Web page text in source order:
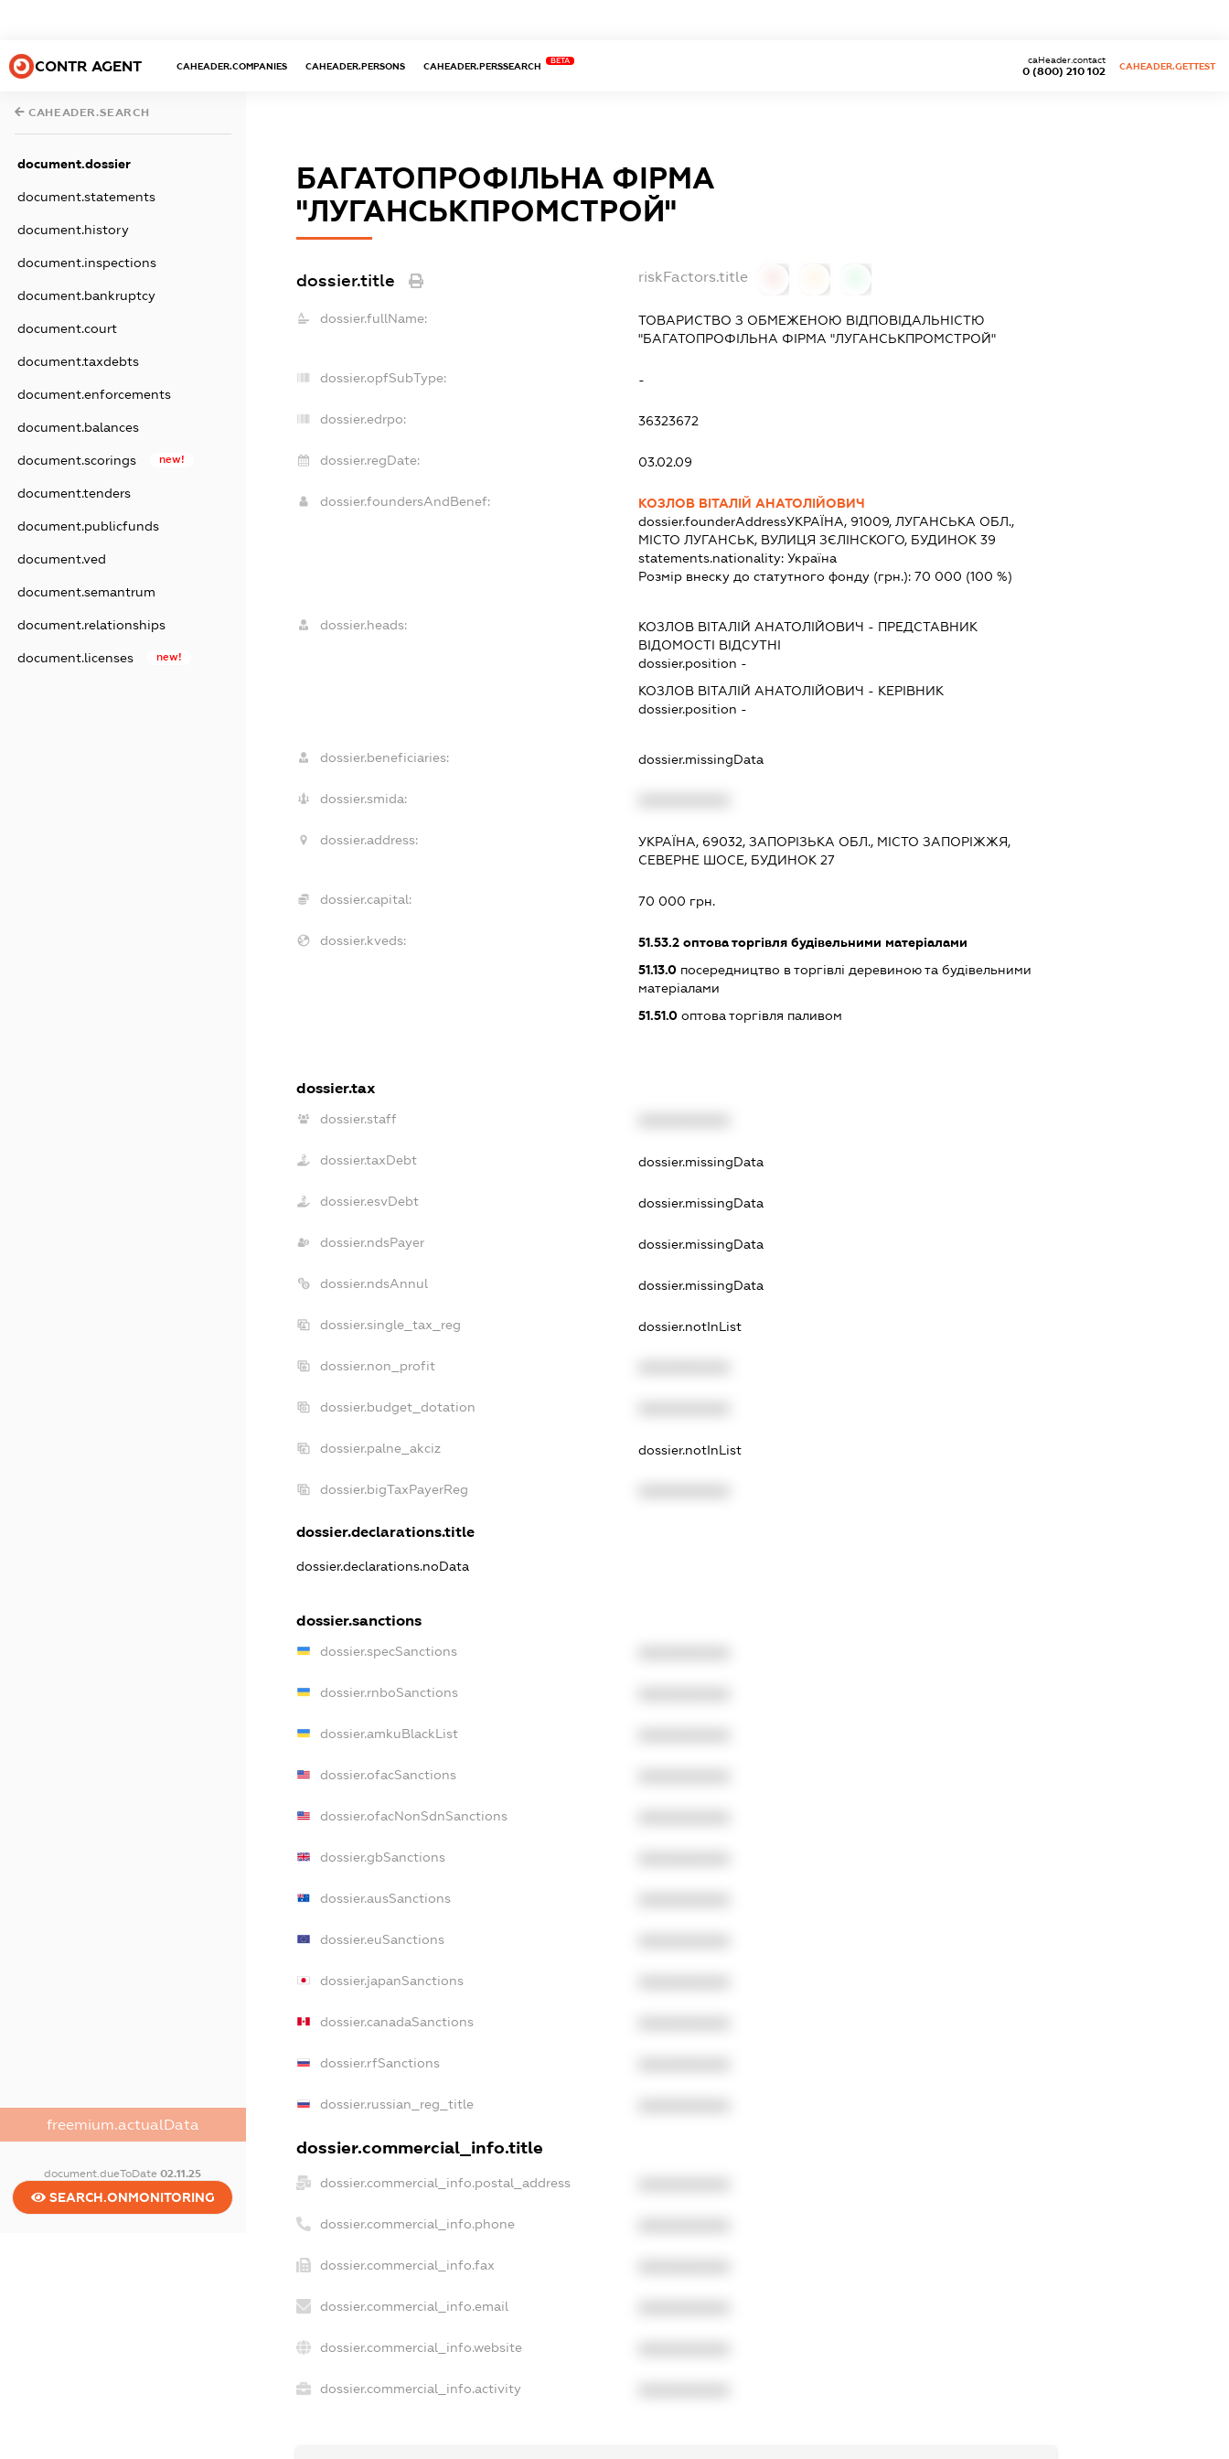
CONTR AGENT CAHEADER.COMPANIES CAHEADER.PERSONS CAHEADER.PERSSEARCH
BETA
0 (800) 210 102
caHeader.contact
CAHEADER.GETTEST
CAHEADER.SEARCH
document.dossier
document.statements
document.history
document.inspections
document.bankruptcy
document.court
document.taxdebts
document.enforcements
document.balances
document.scorings new!
document.tenders
document.publicfunds
document.ved
document.semantrum
document.relationships
document.licenses new!
freemium.actualData
document.dueToDate02.11.25
SEARCH.ONMONITORING
БАГАТОПРОФІЛЬНА ФІРМА
"ЛУГАНСЬКПРОМСТРОЙ"
dossier.title riskFactors.title
dossier.fullName:
ТОВАРИСТВО З ОБМЕЖЕНОЮ ВІДПОВІДАЛЬНІСТЮ
"БАГАТОПРОФІЛЬНА ФІРМА "ЛУГАНСЬКПРОМСТРОЙ"
dossier.opfSubType: -
dossier.edrpo: 36323672
dossier.regDate: 03.02.09
dossier.foundersAndBenef:
КОЗЛОВ ВІТАЛІЙ АНАТОЛІЙОВИЧ
dossier.founderAddressУКРАЇНА, 91009, ЛУГАНСЬКА ОБЛ.,
МІСТО ЛУГАНСЬК, ВУЛИЦЯ ЗЄЛІНСКОГО, БУДИНОК 39
statements.nationality: Україна
Розмір внеску до статутного фонду (грн.): 70 000 (100 %)
dossier.heads: КОЗЛОВ ВІТАЛІЙ АНАТОЛІЙОВИЧ - ПРЕДСТАВНИК
ВІДОМОСТІ ВІДСУТНІ
dossier.position -
КОЗЛОВ ВІТАЛІЙ АНАТОЛІЙОВИЧ - КЕРІВНИК
dossier.position -
dossier.beneficiaries: dossier.missingData
dossier.smida:
dossier.address:
УКРАЇНА, 69032, ЗАПОРІЗЬКА ОБЛ., МІСТО ЗАПОРІЖЖЯ,
СЕВЕРНЕ ШОСЕ, БУДИНОК 27
dossier.capital: 70 000 грн.
dossier.kveds: 51.53.2оптова торгівля будівельними матеріалами
51.13.0посередництво в торгівлі деревиною та будівельними
матеріалами
51.51.0оптова торгівля паливом
dossier.tax
dossier.staff
dossier.taxDebt dossier.missingData
dossier.esvDebt dossier.missingData
dossier.ndsPayer dossier.missingData
dossier.ndsAnnul dossier.missingData
dossier.single_tax_reg dossier.notInList
dossier.non_profit
dossier.budget_dotation
dossier.palne_akciz dossier.notInList
dossier.bigTaxPayerReg
dossier.declarations.title
dossier.declarations.noData
dossier.sanctions
dossier.specSanctions
dossier.rnboSanctions
dossier.amkuBlackList
dossier.ofacSanctions
dossier.ofacNonSdnSanctions
dossier.gbSanctions
dossier.ausSanctions
dossier.euSanctions
dossier.japanSanctions
dossier.canadaSanctions
dossier.rfSanctions
dossier.russian_reg_title
dossier.commercial_info.title
dossier.commercial_info.postal_address
dossier.commercial_info.phone
dossier.commercial_info.fax
dossier.commercial_info.email
dossier.commercial_info.website
dossier.commercial_info.activity